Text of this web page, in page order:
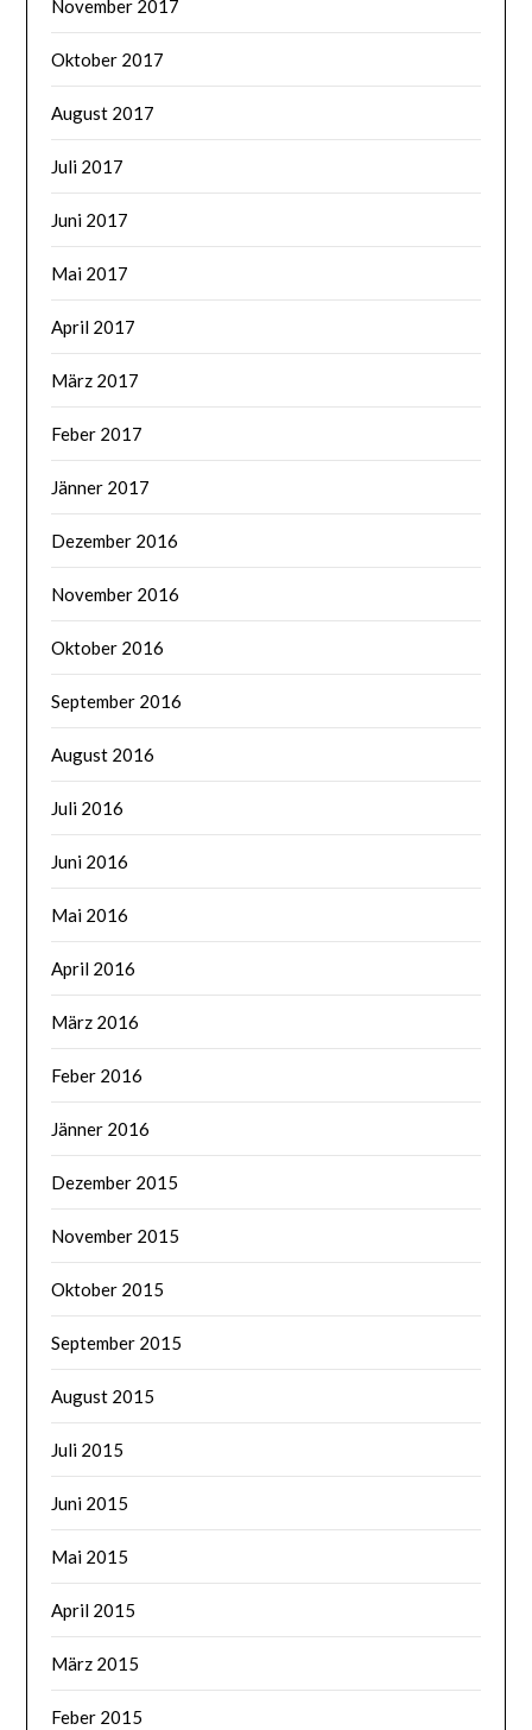
November 2017
Oktober 2017
August 2017
Juli 2017
Juni 2017
Mai 2017
April 2017
März 2017
Feber 2017
Jänner 2017
Dezember 2016
November 2016
Oktober 2016
September 2016
August 2016
Juli 2016
Juni 2016
Mai 2016
April 2016
März 2016
Feber 2016
Jänner 2016
Dezember 2015
November 2015
Oktober 2015
September 2015
August 2015
Juli 2015
Juni 2015
Mai 2015
April 2015
März 2015
Feber 2015